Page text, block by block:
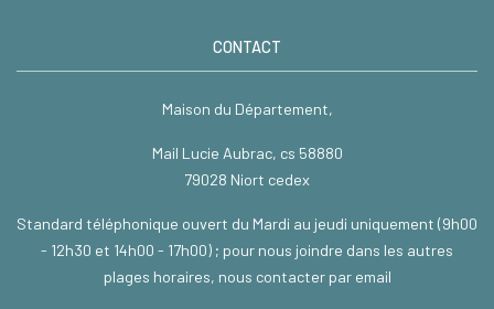
CONTACT
Maison du Département,
Mail Lucie Aubrac, cs 58880
79028 Niort cedex
Standard téléphonique ouvert du Mardi au jeudi uniquement (9h00
- 12h30 et 14h00 - 17h00) ; pour nous joindre dans les autres
plages horaires, nous contacter par email